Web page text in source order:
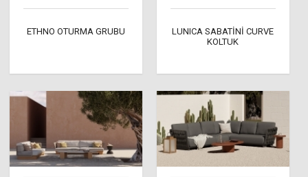
ETHNO OTURMA GRUBU
LUNICA SABATİNİ CURVE
KOLTUK